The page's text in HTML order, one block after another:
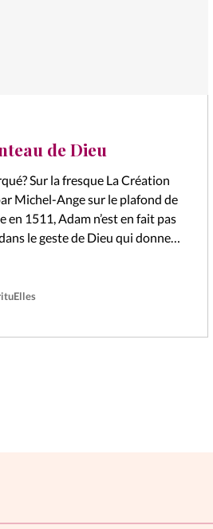
de Dieu
Sur la fresque La Création
Michel-Ange sur le plafond de
en 1511, Adam n’est en fait pas
le geste de Dieu qui donne…